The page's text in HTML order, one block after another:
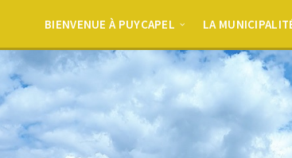
BIENVENUE À PUYCAPEL LA